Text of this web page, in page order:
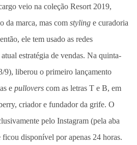
veio na coleção Resort 2019,
da marca, mas com styling e curadoria
ele tem usado as redes
estratégia de vendas. Na quinta-
9), liberou o primeiro lançamento
e pullovers com as letras T e B, em
criador e fundador da grife. O
pelo Instagram (pela aba
disponível por apenas 24 horas.